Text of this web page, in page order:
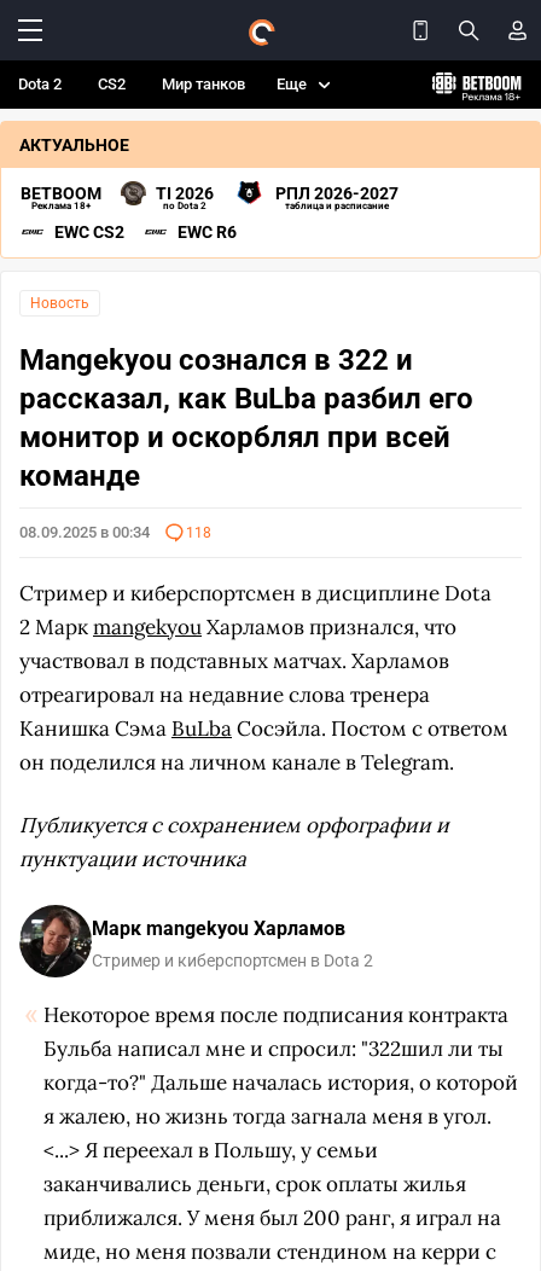
Dota 2 CS2 Мир танков Еще
АКТУАЛЬНОЕ
BETBOOM
Реклама 18+
TI 2026
по Dota 2
РПЛ 2026-2027
таблица и расписание
EWC CS2 EWC R6
Новость
Mangekyou сознался в 322 и
рассказал, как BuLba разбил его
монитор и оскорблял при всей
команде
08.09.2025 в 00:34 118
Стример и киберспортсмен в дисциплине Dota
2 МаркmangekyouХарламов признался, что
участвовал в подставных матчах. Харламов
отреагировал на недавние слова тренера
Канишка Сэма BuLbaСосэйла. Постом с ответом
он поделился на личном канале в Telegram.
Публикуется с сохранением орфографии и
пунктуации источника
Марк mangekyou Харламов
Стример и киберспортсмен в Dota 2
Некоторое время после подписания контракта
Бульба написал мне и спросил: "322шил ли ты
когда-то?" Дальше началась история, о которой
я жалею, но жизнь тогда загнала меня в угол.
<...> Я переехал в Польшу, у семьи
заканчивались деньги, срок оплаты жилья
приближался. У меня был 200 ранг, я играл на
миде, но меня позвали стендином на керри с